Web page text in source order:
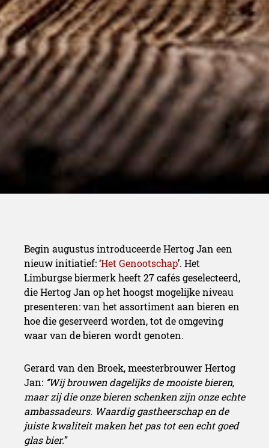
Begin augustus introduceerde Hertog Jan een
nieuw initiatief: ‘Het Genootschap’. Het
Limburgse biermerk heeft 27 cafés geselecteerd,
die Hertog Jan op het hoogst mogelijke niveau
presenteren: van het assortiment aan bieren en
hoe die geserveerd worden, tot de omgeving
waar van de bieren wordt genoten.
Gerard van den Broek, meesterbrouwer Hertog
Jan: ‘’Wij brouwen dagelijks de mooiste bieren,
maar zij die onze bieren schenken zijn onze echte
ambassadeurs. Waardig gastheerschap en de
juiste kwaliteit maken het pas tot een echt goed
glas bier.”